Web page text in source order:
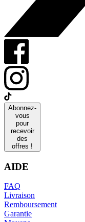
Abonnez-
vous
pour
recevoir
des
offres !
AIDE
FAQ
Livraison
Remboursement
Garantie